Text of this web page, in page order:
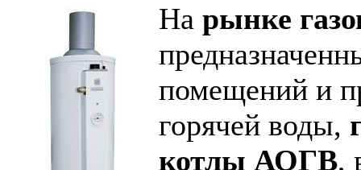
На рынке
помещений и
горячей воды,
котлы АОГВ,